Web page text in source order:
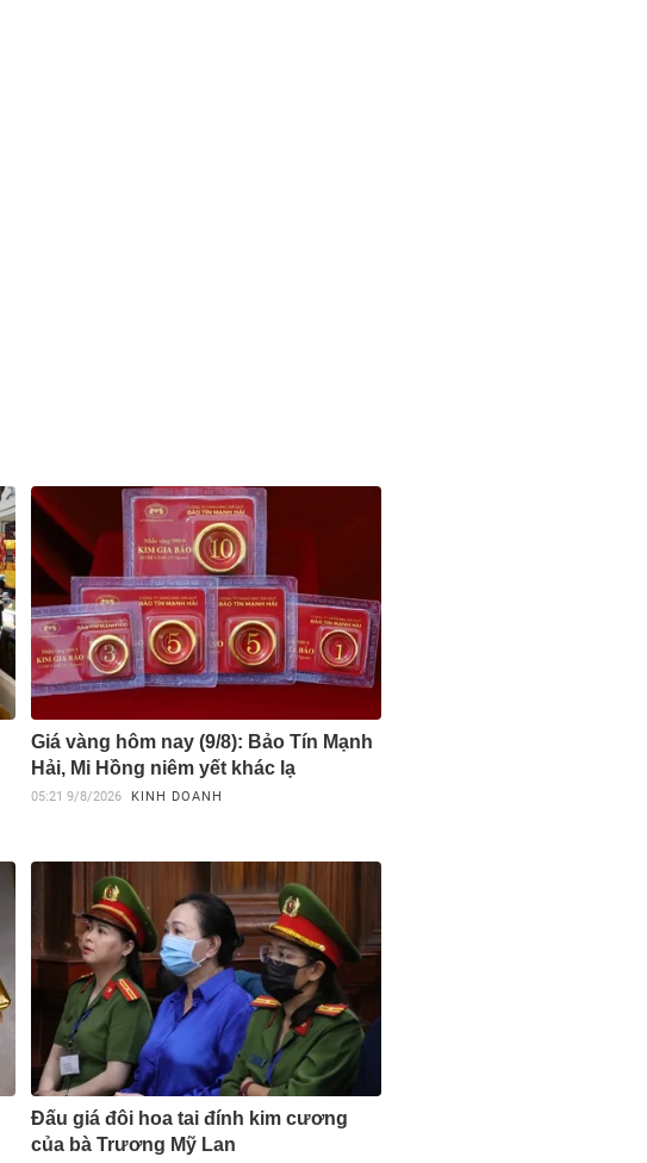
Giá vàng hôm nay (9/8): Bảo Tín Mạnh
Hải, Mi Hồng niêm yết khác lạ
05:21 9/8/2026 KINH DOANH
Đấu giá đôi hoa tai đính kim cương
của bà Trương Mỹ Lan